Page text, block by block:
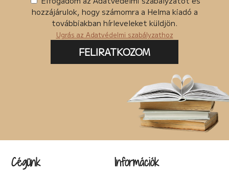
hozzájárulok, hogy számomra a Helma kiadó a
továbbiakban hírleveleket küldjön.
Ugrás az Adatvédelmi szabályzathoz
FELIRATKOZOM
Cégünk Információk